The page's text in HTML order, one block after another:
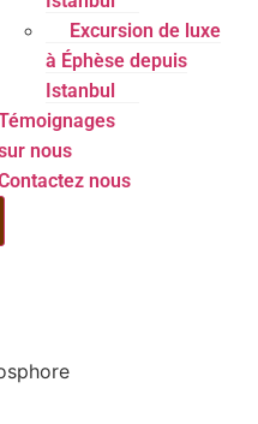
Excursion de luxe
à Éphèse depuis
Istanbul
nous
nous
de la bouteille Toggle